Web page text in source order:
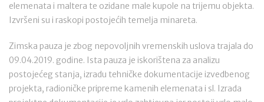
elemenata i maltera te ozidane male kupole na trijemu objekta.
Izvršeni su i raskopi postojećih temelja minareta.
Zimska pauza je zbog nepovoljnih vremenskih uslova trajala do
09.04.2019. godine. Ista pauza je iskorištena za analizu
postojećeg stanja, izradu tehničke dokumentacije izvedbenog
projekta, radioničke pripreme kamenih elemenata i sl. Izrada